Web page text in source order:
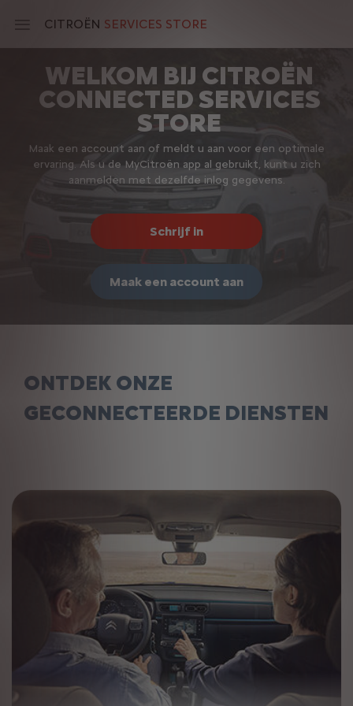
content
CITROËN SERVICES STORE
Main
navigation
WELKOM BIJ CITROËN
CONNECTED SERVICES
STORE
Maak een account aan of meldt u aan voor een optimale
ervaring. Als u de MyCitroën app al gebruikt, kunt u zich
aanmelden met dezelfde inlog gegevens.
Schrijf in
Maak een account aan
ONTDEK ONZE
GECONNECTEERDE DIENSTEN